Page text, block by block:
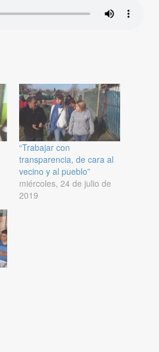
“Trabajar con
transparencia, de cara al
vecino y al pueblo”
miércoles, 24 de julio de
2019